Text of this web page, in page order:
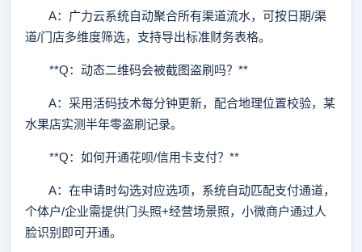
A：广力云系统自动聚合所有渠道流水，可按日期/渠
道/门店多维度筛选，支持导出标准财务表格。
**Q：动态二维码会被截图盗刷吗？**
A：采用活码技术每分钟更新，配合地理位置校验，某
水果店实测半年零盗刷记录。
**Q：如何开通花呗/信用卡支付？**
A：在申请时勾选对应选项，系统自动匹配支付通道，
个体户/企业需提供门头照+经营场景照，小微商户通过人
脸识别即可开通。